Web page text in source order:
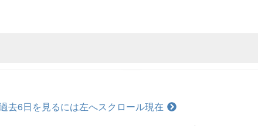
去6日を見るには左へスクロール現在